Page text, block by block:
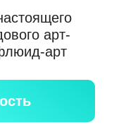
арт-
арт